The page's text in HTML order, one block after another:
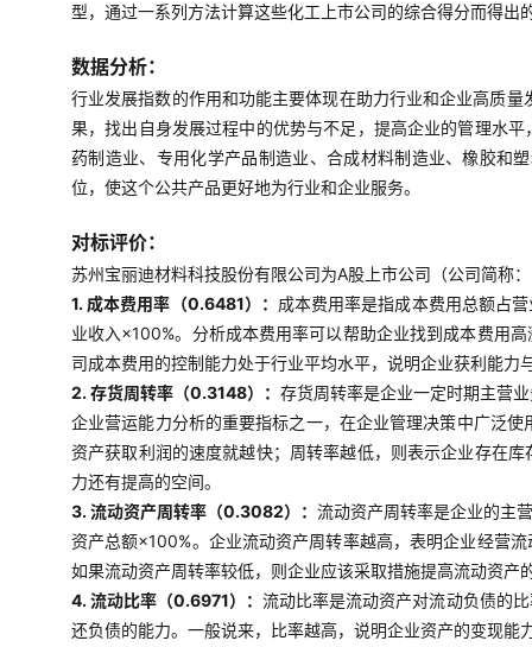
型，通过一系列方法计算这些化工上市公司的综合得分而得
数据分析：
行业发展指数的作用和功能主要体现在助力行业和企业高质
果，找出自身发展过程中的优势与不足，提高企业的管理水
药制造业、专用化学产品制造业、合成材料制造业、橡胶和
位，使这个公共产品更好地为行业和企业服务。
对标评价：
苏州宝丽迪材料科技股份有限公司为A股上市公司（公司简
1. 成本费用率（0.6481）： 成本费用率是指成本费用总额占
业收入×100%。分析成本费用率可以帮助企业找到成本费用
司成本费用的控制能力处于行业平均水平，说明企业获利能力
2. 存货周转率（0.3148）： 存货周转率是企业一定时期主营
企业营运能力分析的重要指标之一，在企业管理决策中广泛
资产获取利润的速度就越快；周转率越低，则表示企业存在
力还有提高的空间。
3. 流动资产周转率（0.3082）：流动资产周转率是企业的主
资产总额×100%。企业流动资产周转率越高，表明企业经营
如果流动资产周转率较低，则企业应该采取措施提高流动资
4. 流动比率（0.6971）：流动比率是流动资产对流动负债的
还负债的能力。一般说来，比率越高，说明企业资产的变现